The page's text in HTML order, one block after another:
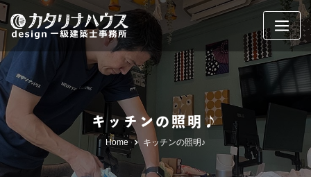
Skip
to
content
キッチンの照明♪
Home キッチンの照明♪